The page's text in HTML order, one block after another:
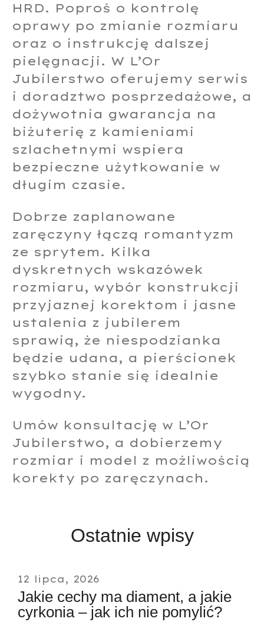
HRD. Poproś o kontrolę
oprawy po zmianie rozmiaru
oraz o instrukcję dalszej
pielęgnacji. W L’Or
Jubilerstwo oferujemy serwis
i doradztwo posprzedażowe, a
dożywotnia gwarancja na
biżuterię z kamieniami
szlachetnymi wspiera
bezpieczne użytkowanie w
długim czasie.
Dobrze zaplanowane
zaręczyny łączą romantyzm
ze sprytem. Kilka
dyskretnych wskazówek
rozmiaru, wybór konstrukcji
przyjaznej korektom i jasne
ustalenia z jubilerem
sprawią, że niespodzianka
będzie udana, a pierścionek
szybko stanie się idealnie
wygodny.
Umów konsultację w L’Or
Jubilerstwo, a dobierzemy
rozmiar i model z możliwością
korekty po zaręczynach.
Ostatnie wpisy
12 lipca, 2026
Jakie cechy ma diament, a jakie
cyrkonia – jak ich nie pomylić?